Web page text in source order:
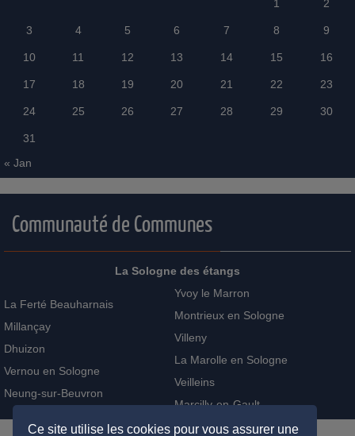
1 2
3 4 5 6 7 8 9
10 11 12 13 14 15 16
17 18 19 20 21 22 23
24 25 26 27 28 29 30
31
« Jan
Communauté de Communes
La Sologne des étangs
La Ferté Beauharnais
Millançay
Dhuizon
Vernou en Sologne
Neung-sur-Beuvron
Yvoy le Marron
Montrieux en Sologne
Villeny
La Marolle en Sologne
Veilleins
Marcilly-en-Gault
Ce site utilise les cookies pour vous assurer une